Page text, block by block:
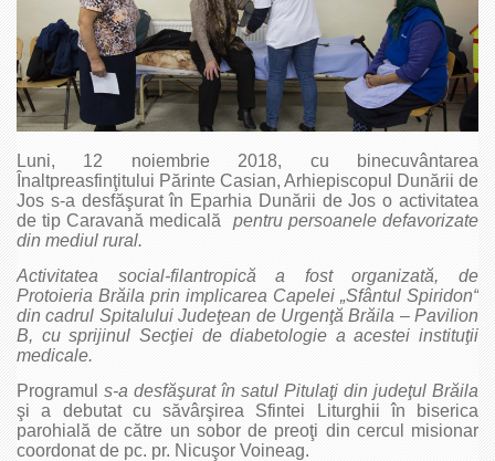
Luni, 12 noiembrie 2018, cu binecuvântarea
Înaltpreasfinţitului Părinte Casian, Arhiepiscopul Dunării de
Jos s-a desfăşurat în Eparhia Dunării de Jos o activitatea
de tip Caravană medicală pentru persoanele defavorizate
din mediul rural.
Activitatea social-filantropică a fost organizată, de
Protoieria Brăila prin implicarea Capelei „Sfântul Spiridon“
din cadrul Spitalului Judeţean de Urgenţă Brăila – Pavilion
B, cu sprijinul Secţiei de diabetologie a acestei instituţii
medicale.
Programul s-a desfăşurat în satul Pitulaţi din judeţul Brăila
şi a debutat cu săvârşirea Sfintei Liturghii în biserica
parohială de către un sobor de preoţi din cercul misionar
coordonat de pc. pr. Nicuşor Voineag.